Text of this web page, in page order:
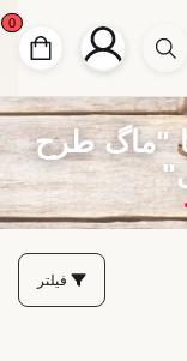
0
"ماگ طرح
فیلتر